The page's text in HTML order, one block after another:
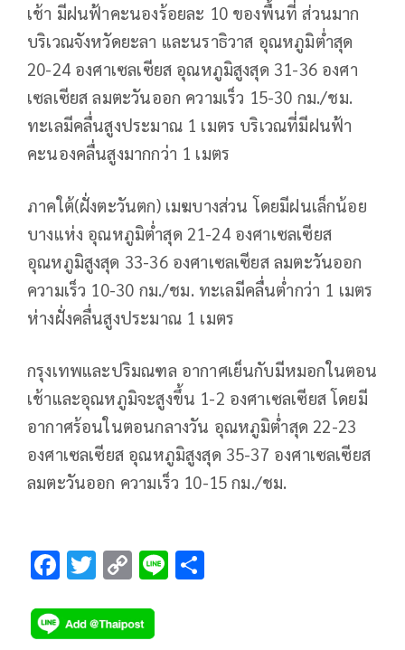
เช้า มีฝนฟ้าคะนองร้อยละ 10 ของพื้นที่ ส่วนมาก
บริเวณจังหวัดยะลา และนราธิวาส อุณหภูมิต่ำสุด
20-24 องศาเซลเซียส อุณหภูมิสูงสุด 31-36 องศา
เซลเซียสลมตะวันออก ความเร็ว 15-30 กม./ชม.
ทะเลมีคลื่นสูงประมาณ 1 เมตร บริเวณที่มีฝนฟ้า
คะนองคลื่นสูงมากกว่า 1 เมตร
ภาคใต้(ฝั่งตะวันตก) เมฆบางส่วน โดยมีฝนเล็กน้อย
บางแห่ง อุณหภูมิต่ำสุด 21-24 องศาเซลเซียส
อุณหภูมิสูงสุด 33-36 องศาเซลเซียส ลมตะวันออก
ความเร็ว 10-30 กม./ชม. ทะเลมีคลื่นต่ำกว่า 1 เมตร
ห่างฝั่งคลื่นสูงประมาณ 1 เมตร
กรุงเทพและปริมณฑล อากาศเย็นกับมีหมอกในตอน
เช้าและอุณหภูมิจะสูงขึ้น 1-2 องศาเซลเซียส โดยมี
อากาศร้อนในตอนกลางวัน อุณหภูมิต่ำสุด 22-23
องศาเซลเซียส อุณหภูมิสูงสุด 35-37 องศาเซลเซียส
ลมตะวันออก ความเร็ว 10-15 กม./ชม.
F
e
T
tt
C
p
Li